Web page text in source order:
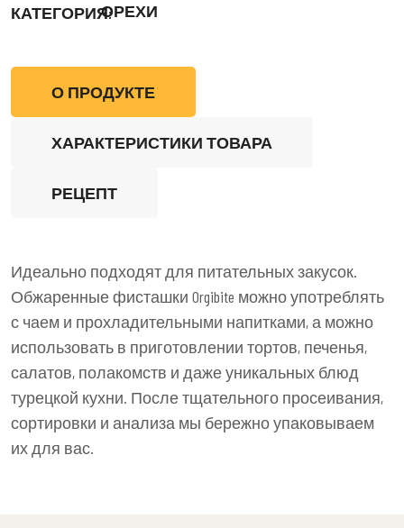
КАТЕГОРИЯ:ОРЕХИ
О ПРОДУКТЕ
ХАРАКТЕРИСТИКИ ТОВАРА
РЕЦЕПТ
Идеально подходят для питательных закусок.
Обжаренные фисташки Orgibite можно употреблять
с чаем и прохладительными напитками, а можно
использовать в приготовлении тортов, печенья,
салатов, полакомств и даже уникальных блюд
турецкой кухни. После тщательного просеивания,
сортировки и анализа мы бережно упаковываем
их для вас.